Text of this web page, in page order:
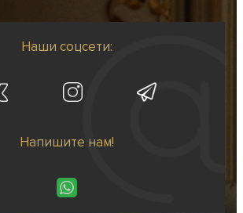
Наши соцсети:
Напишите нам!